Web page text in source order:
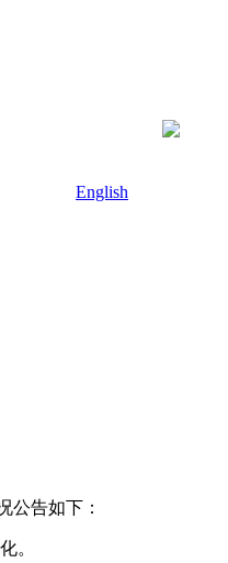
English
告如下：
。